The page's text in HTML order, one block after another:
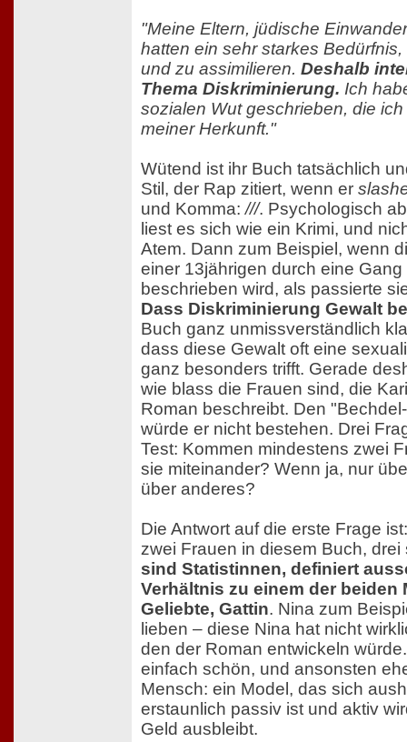
"Meine Eltern, jüdische
hatten ein sehr starkes
und zu assimilieren. Deshalb
Thema Diskriminierung. Ich
sozialen Wut geschrieben, die
meiner Herkunft."
Wütend ist ihr Buch tatsächlich
Stil, der Rap zitiert, wenn er
und Komma:///. Psychologisch
liest es sich wie ein Krimi, und
Atem. Dann zum Beispiel, wenn
einer 13jährigen durch eine
beschrieben wird, als passierte
Dass Diskriminierung Gewalt
Buch ganz unmissverständlich
dass diese Gewalt oft eine
ganz besonders trifft. Gerade
wie blass die Frauen sind, die
Roman beschreibt. Den
würde er nicht bestehen. Drei
Test: Kommen mindestens zwei
sie miteinander? Wenn ja, nur
über anderes?
Die Antwort auf die erste Frage
zwei Frauen in diesem Buch,
sind Statistinnen, definiert
Verhältnis zu einem der beiden
Geliebte, Gattin. Nina zum
lieben – diese Nina hat nicht
den der Roman entwickeln
einfach schön, und ansonsten
Mensch: ein Model, das sich
erstaunlich passiv ist und aktiv
Geld ausbleibt.